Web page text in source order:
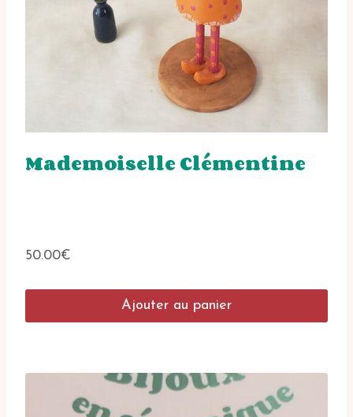
Mademoiselle Clémentine
50.00€
Ajouter au panier